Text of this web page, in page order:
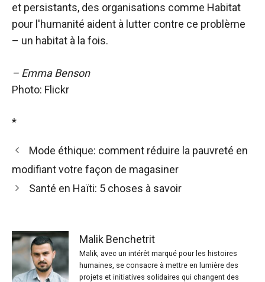
et persistants, des organisations comme Habitat
pour l'humanité aident à lutter contre ce problème
– un habitat à la fois.
– Emma Benson
Photo: Flickr
*
Mode éthique: comment réduire la pauvreté en
modifiant votre façon de magasiner
Santé en Haïti: 5 choses à savoir
Malik Benchetrit
Malik, avec un intérêt marqué pour les histoires
humaines, se consacre à mettre en lumière des
projets et initiatives solidaires qui changent des